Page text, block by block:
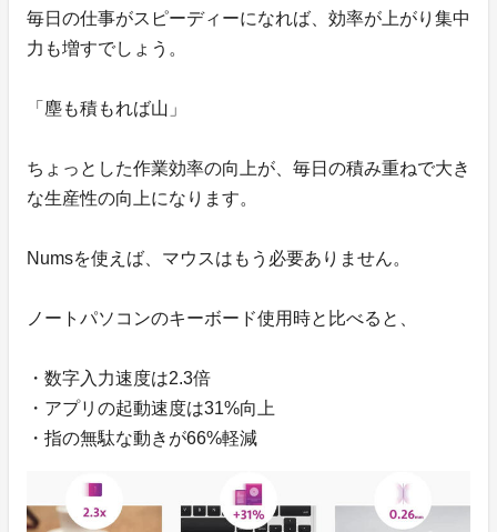
毎日の仕事がスピーディーになれば、効率が上がり集中
力も増すでしょう。
「塵も積もれば山」
ちょっとした作業効率の向上が、毎日の積み重ねで大き
な生産性の向上になります。
Numsを使えば、マウスはもう必要ありません。
ノートパソコンのキーボード使用時と比べると、
・数字入力速度は2.3倍
・アプリの起動速度は31%向上
・指の無駄な動きが66%軽減